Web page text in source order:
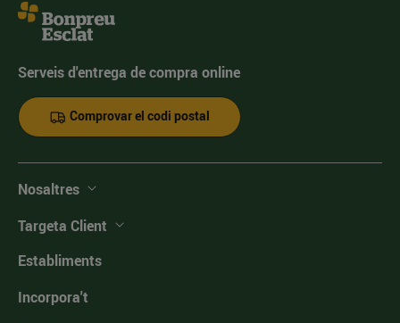
Serveis d'entrega de compra online
Comprovar el codi postal
Nosaltres
Targeta Client
Establiments
Incorpora't